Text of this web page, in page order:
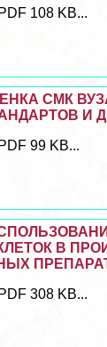
108 KB...
СМК
И
99 KB...
В
308 KB...